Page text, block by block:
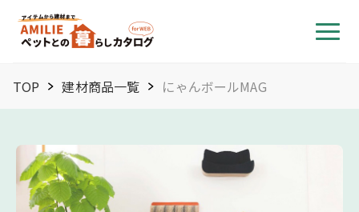
TOP 建材商品一覧 にゃんボールMAG